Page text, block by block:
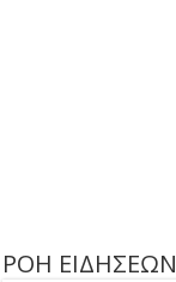
ΡΟΗ ΕΙΔΗΣΕΩΝ